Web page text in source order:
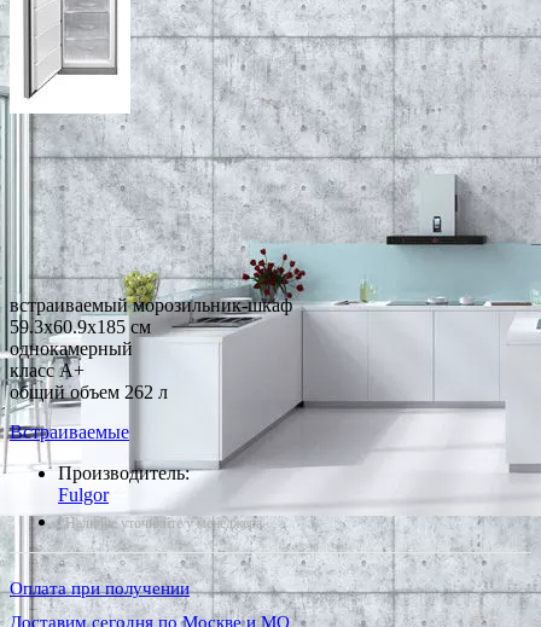
встраиваемый морозильник-шкаф
59.3x60.9x185 см
однокамерный
класс A+
общий объем 262 л
Встраиваемые
Производитель:
Fulgor
*Наличие уточняйте у менеджера
Оплата при получении
Доставим сегодня по Москве и МО